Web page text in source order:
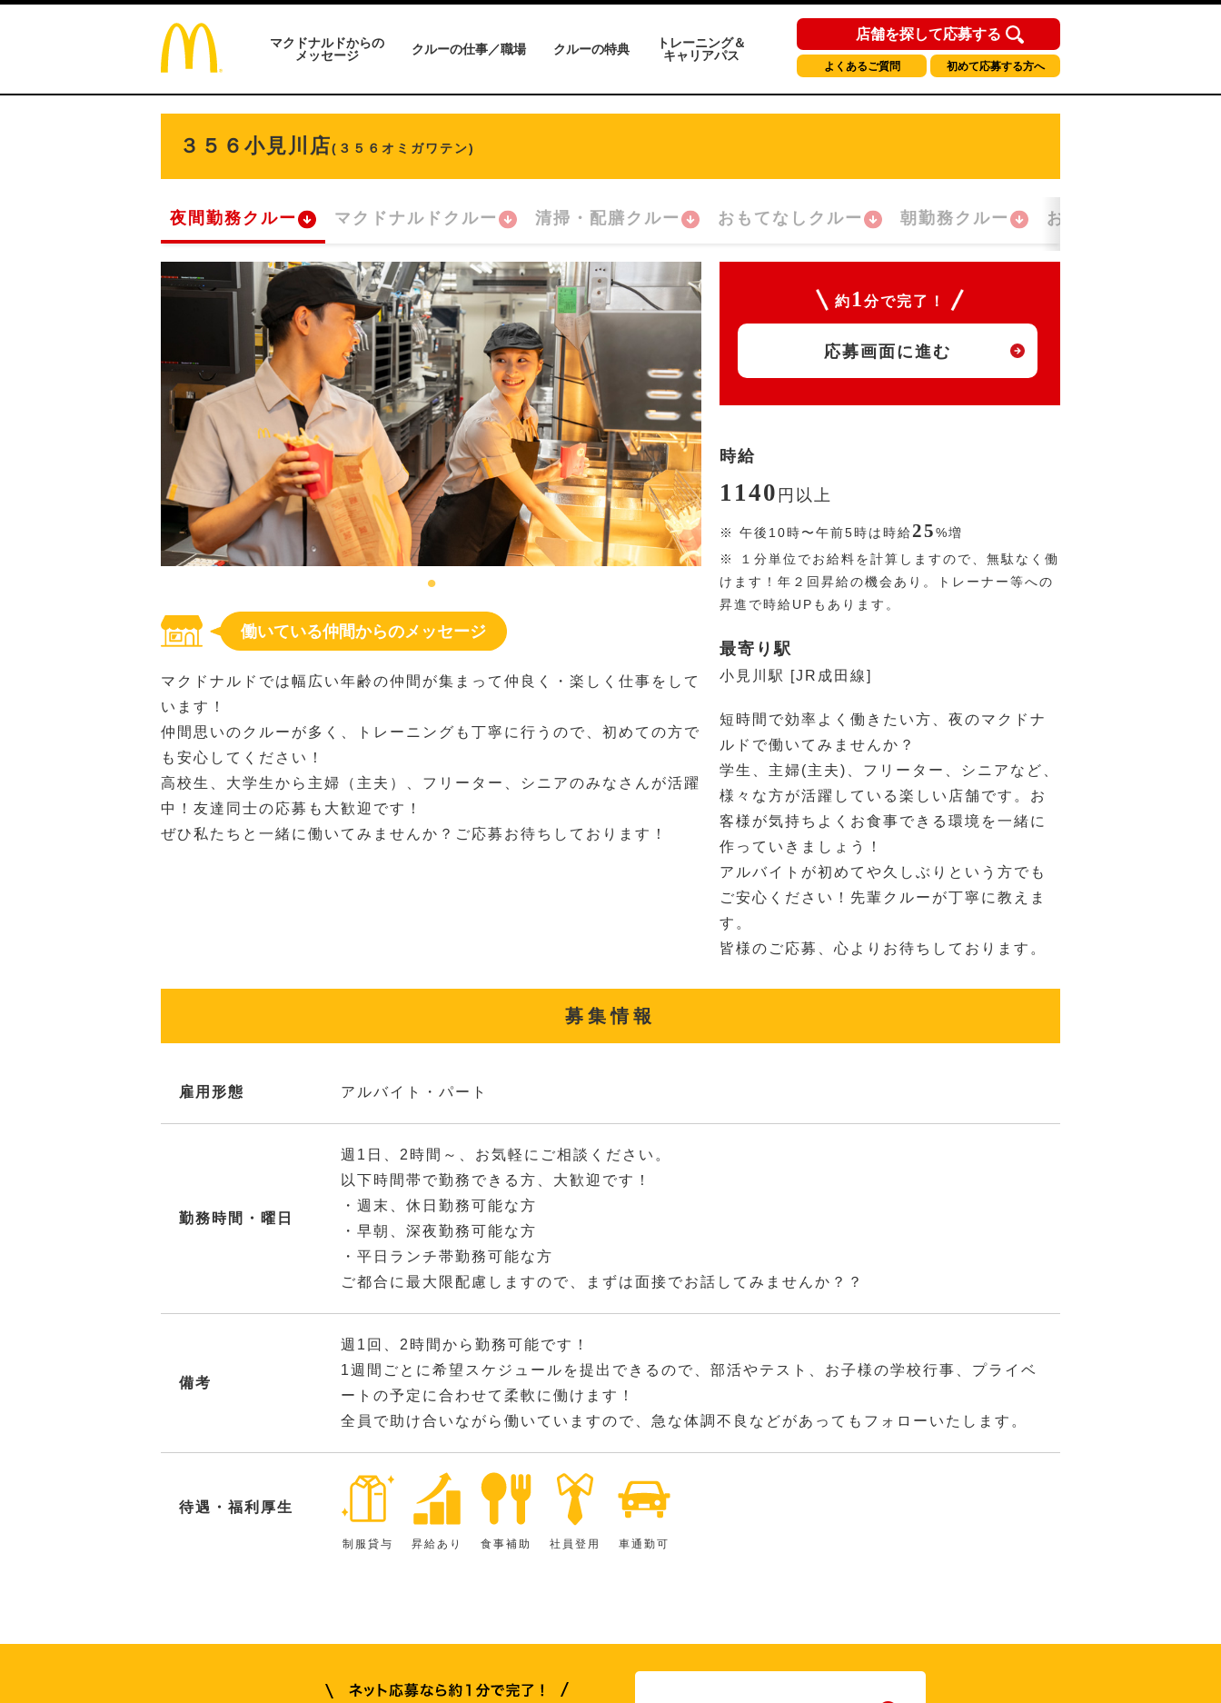
マクドナルドからの
メッセージ
クルーの仕事／職場 クルーの特典
トレーニング＆
キャリアパス
店舗を探して応募する
よくあるご質問 初めて応募する方へ
３５６小見川店(３５６オミガワテン)
夜間勤務クルー マクドナルドクルー 清掃・配膳クルー おもてなしクルー 朝勤務クルー おかえり！クルー
働いている仲間からのメッセージ
マクドナルドでは幅広い年齢の仲間が集まって仲良く・楽しく仕事をして
います！
仲間思いのクルーが多く、トレーニングも丁寧に行うので、初めての方で
も安心してください！
高校生、大学生から主婦（主夫）、フリーター、シニアのみなさんが活躍
中！友達同士の応募も大歓迎です！
ぜひ私たちと一緒に働いてみませんか？ご応募お待ちしております！
約 1 分で完了！
応募画面に進む
時給
1140 円 以上
※ 午後10時〜午前5時は時給25%増
※
１分単位でお給料を計算しますので、無駄なく働
けます！年２回昇給の機会あり。トレーナー等への
昇進で時給UPもあります。
最寄り駅
小見川駅 [JR成田線]
短時間で効率よく働きたい方、夜のマクドナ
ルドで働いてみませんか？
学生、主婦(主夫)、フリーター、シニアなど、
様々な方が活躍している楽しい店舗です。お
客様が気持ちよくお食事できる環境を一緒に
作っていきましょう！
アルバイトが初めてや久しぶりという方でも
ご安心ください！先輩クルーが丁寧に教えま
す。
皆様のご応募、心よりお待ちしております。
募集情報
雇用形態 アルバイト・パート
勤務時間・曜日
週1日、2時間～、お気軽にご相談ください。
以下時間帯で勤務できる方、大歓迎です！
・週末、休日勤務可能な方
・早朝、深夜勤務可能な方
・平日ランチ帯勤務可能な方
ご都合に最大限配慮しますので、まずは面接でお話してみませんか？？
備考
週1回、2時間から勤務可能です！
1週間ごとに希望スケジュールを提出できるので、部活やテスト、お子様の学校行事、プライベ
ートの予定に合わせて柔軟に働けます！
全員で助け合いながら働いていますので、急な体調不良などがあってもフォローいたします。
待遇・福利厚生
制服貸与 昇給あり 食事補助 社員登用 車通勤可